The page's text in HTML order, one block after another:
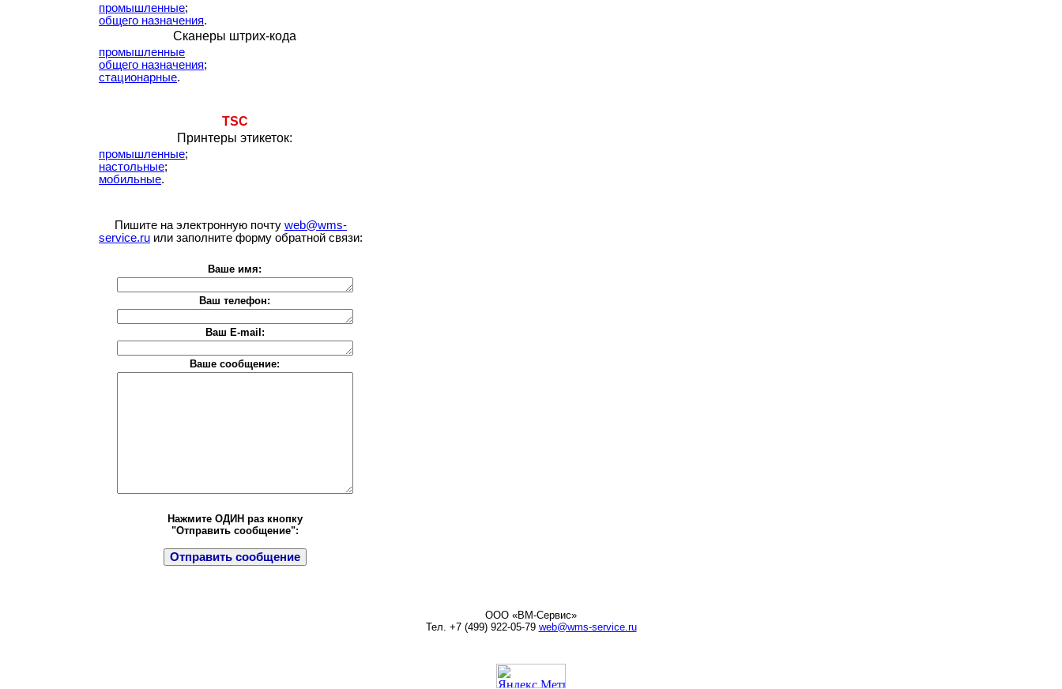
промышленные;
общего назначения.
Сканеры штрих-кода
промышленные
общего назначения;
стационарные.
TSC
Принтеры этикеток:
промышленные;
настольные;
мобильные.
Пишите на электронную почту web@wms-
service.ru или заполните форму обратной связи:
Ваше имя:
Ваш телефон:
Ваш E-mail:
Ваше сообщение:
Нажмите ОДИН раз кнопку
"Отправить сообщение":
ООО «ВМ-Сервис»
Тел. +7 (499) 922-05-79 web@wms-service.ru